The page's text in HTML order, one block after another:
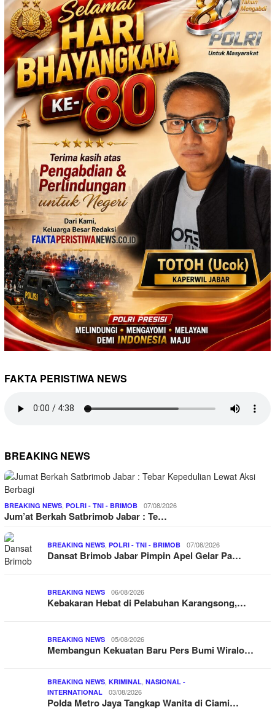
FAKTA PERISTIWA NEWS
BREAKING NEWS
BREAKING NEWS POLRI - TNI - BRIMOB 07/08/2026
Jum’at Berkah Satbrimob Jabar : Te…
BREAKING NEWS POLRI - TNI - BRIMOB 07/08/2026
Dansat Brimob Jabar Pimpin Apel Gelar Pa…
BREAKING NEWS 06/08/2026
Kebakaran Hebat di Pelabuhan Karangsong,…
BREAKING NEWS 05/08/2026
Membangun Kekuatan Baru Pers Bumi Wiralo…
BREAKING NEWS KRIMINAL NASIONAL -
INTERNATIONAL
03/08/2026
Polda Metro Jaya Tangkap Wanita di Ciami…